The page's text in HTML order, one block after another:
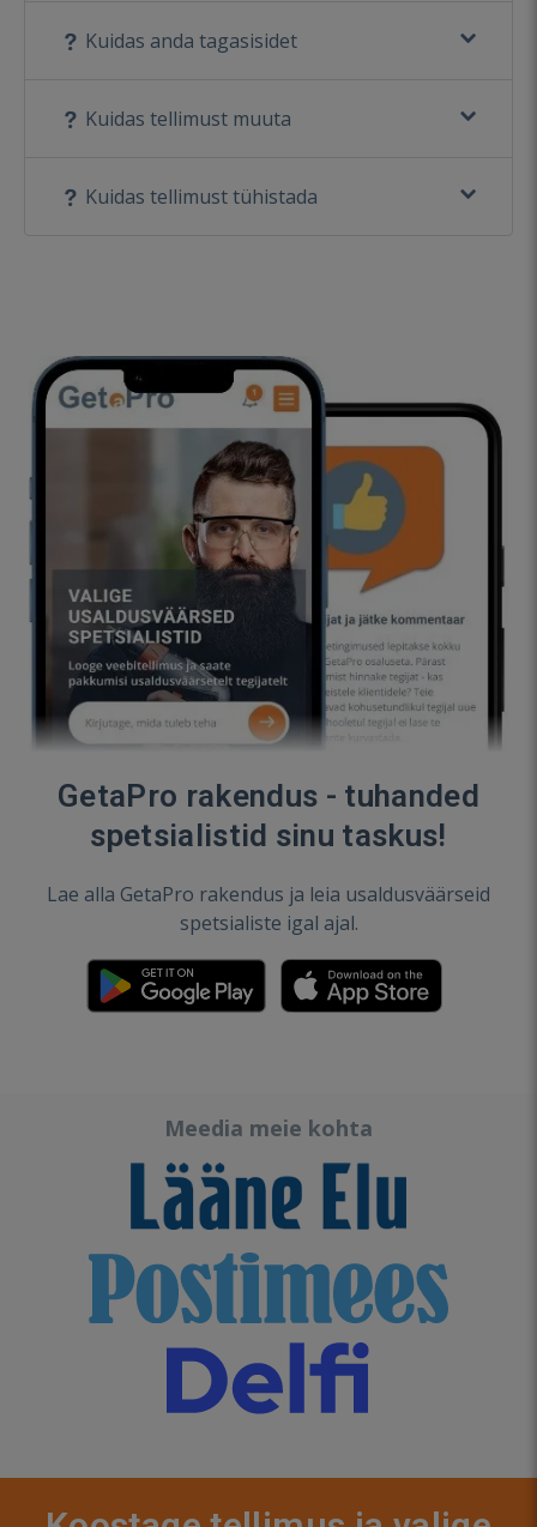
Kuidas anda tagasisidet
Kuidas tellimust muuta
Kuidas tellimust tühistada
GetaPro rakendus - tuhanded
spetsialistid sinu taskus!
Lae alla GetaPro rakendus ja leia usaldusväärseid
spetsialiste igal ajal.
Meedia meie kohta